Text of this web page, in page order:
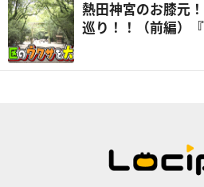
熱田神宮のお膝元
巡り！！（前編）